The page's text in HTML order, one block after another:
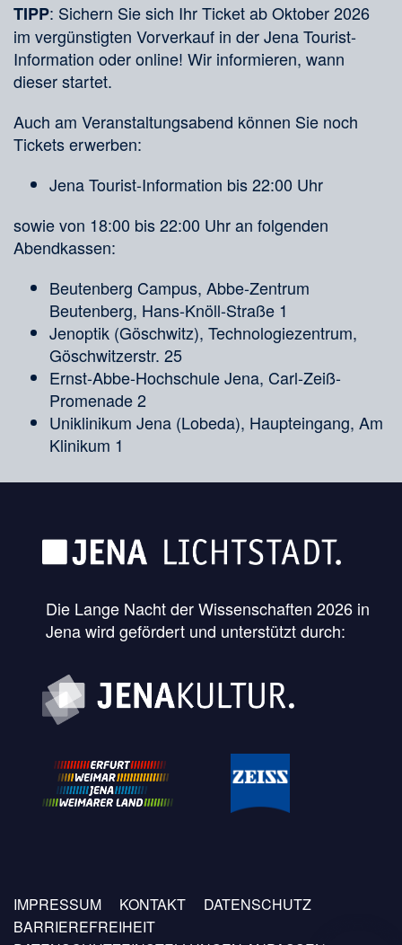
TIPP: Sichern Sie sich Ihr Ticket ab Oktober 2026
im vergünstigten Vorverkauf in der Jena Tourist-
Information oder online! Wir informieren, wann
dieser startet.
Auch am Veranstaltungsabend können Sie noch
Tickets erwerben:
Jena Tourist-Information bis 22:00 Uhr
sowie von 18:00 bis 22:00 Uhr an folgenden
Abendkassen:
Beutenberg Campus, Abbe-Zentrum
Beutenberg, Hans-Knöll-Straße 1
Jenoptik (Göschwitz), Technologiezentrum,
Göschwitzerstr. 25
Ernst-Abbe-Hochschule Jena, Carl-Zeiß-
Promenade 2
Uniklinikum Jena (Lobeda), Haupteingang, Am
Klinikum 1
Die Lange Nacht der Wissenschaften 2026 in
Jena wird gefördert und unterstützt durch:
Fußzeilen
Menü
IMPRESSUM KONTAKT
DATENSCHUTZ
BARRIEREFREIHEIT